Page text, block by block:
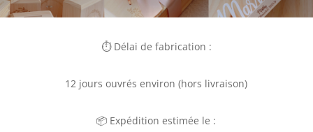
⏱️ Délai de fabrication :
12 jours ouvrés environ (hors livraison)
📦 Expédition estimée le :